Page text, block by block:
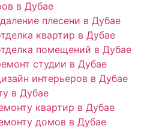
в Дубае
плесени в Дубае
квартир в Дубае
помещений в Дубае
студии в Дубае
интерьеров в Дубае
в Дубае
квартир в Дубае
домов в Дубае